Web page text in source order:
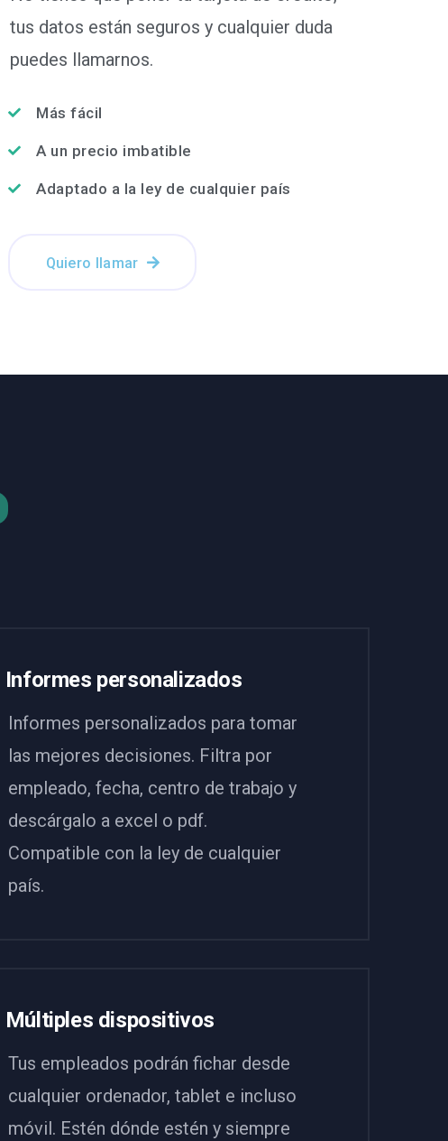
tus datos están seguros y cualquier duda
puedes llamarnos.
Más fácil
A un precio imbatible
Adaptado a la ley de cualquier país
Quiero llamar
Informes personalizados
Informes personalizados para tomar
las mejores decisiones. Filtra por
empleado, fecha, centro de trabajo y
descárgalo a excel o pdf.
Compatible con la ley de cualquier
país.
Múltiples dispositivos
Tus empleados podrán fichar desde
cualquier ordenador, tablet e incluso
móvil. Estén dónde estén y siempre